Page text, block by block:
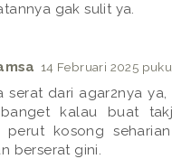
gak sulit ya.
14 Februari 2025
serat dari agar2nya ya,
kalau buat
perut kosong
berserat gini.